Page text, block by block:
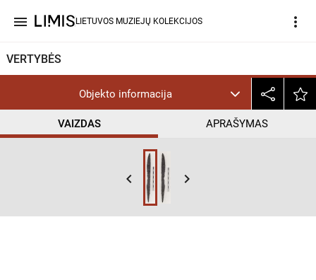
menu LIETUVOS MUZIEJŲ KOLEKCIJOS more_vert
VERTYBĖS
Objekto informacija
VAIZDAS APRAŠYMAS
keyboard_arrow_left keyboard_arrow_right